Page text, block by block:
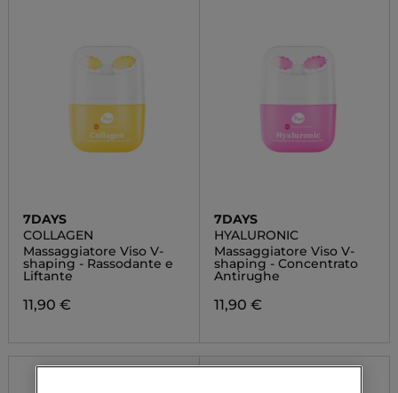
7DAYS
COLLAGEN
Massaggiatore Viso V-
shaping - Rassodante e
Liftante
11,90 €
7DAYS
HYALURONIC
Massaggiatore Viso V-
shaping - Concentrato
Antirughe
11,90 €